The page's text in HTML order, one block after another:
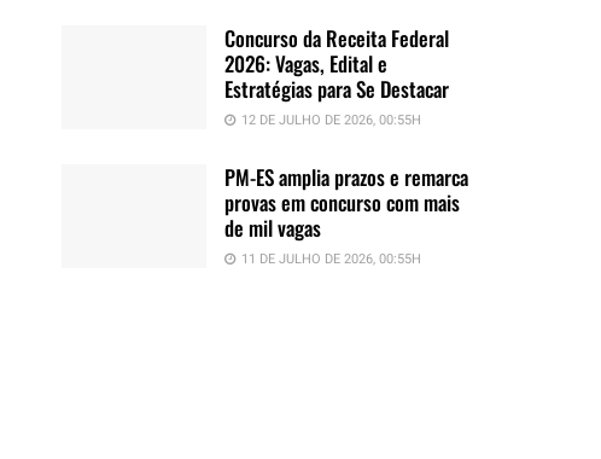
Concurso da Receita Federal
2026: Vagas, Edital e
Estratégias para Se Destacar
12 DE JULHO DE 2026, 00:55H
PM-ES amplia prazos e remarca
provas em concurso com mais
de mil vagas
11 DE JULHO DE 2026, 00:55H